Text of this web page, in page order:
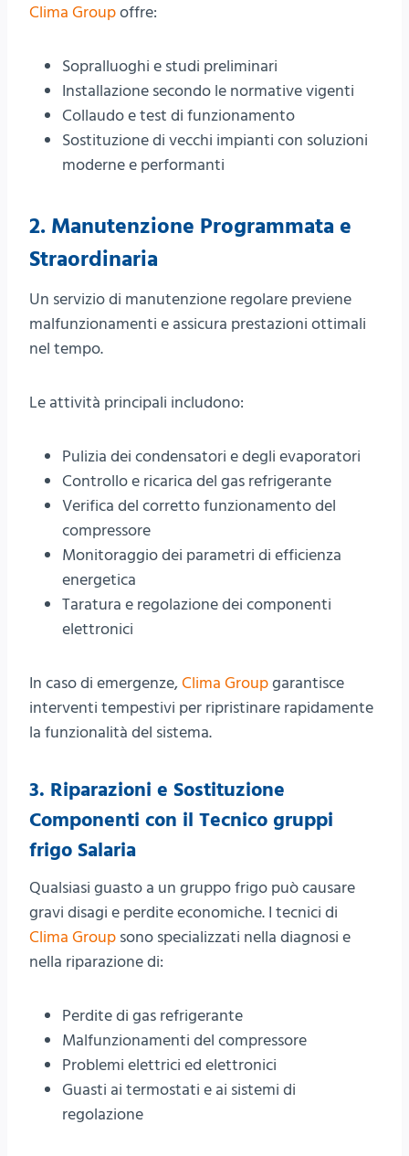
Clima Groupoffre:
Sopralluoghi e studi preliminari
Installazione secondo le normative vigenti
Collaudo e test di funzionamento
Sostituzione di vecchi impianti con soluzioni
moderne e performanti
2. Manutenzione Programmata e
Straordinaria
Un servizio di manutenzione regolare previene
malfunzionamenti e assicura prestazioni ottimali
nel tempo.
Le attività principali includono:
Pulizia dei condensatori e degli evaporatori
Controllo e ricarica del gas refrigerante
Verifica del corretto funzionamento del
compressore
Monitoraggio dei parametri di efficienza
energetica
Taratura e regolazione dei componenti
elettronici
In caso di emergenze,Clima Groupgarantisce
interventi tempestivi per ripristinare rapidamente
la funzionalità del sistema.
3. Riparazioni e Sostituzione
Componenti con il Tecnico gruppi
frigo Salaria
Qualsiasi guasto a un gruppo frigo può causare
gravi disagi e perdite economiche. I tecnici di
Clima Group sono specializzati nella diagnosi e
nella riparazione di:
Perdite di gas refrigerante
Malfunzionamenti del compressore
Problemi elettrici ed elettronici
Guasti ai termostati e ai sistemi di
regolazione